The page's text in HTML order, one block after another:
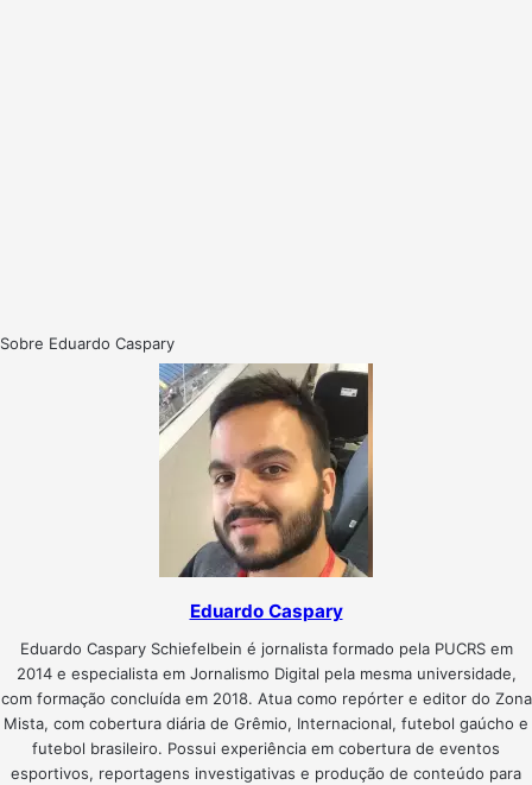
Sobre Eduardo Caspary
Eduardo Caspary
Eduardo Caspary Schiefelbein é jornalista formado pela PUCRS em
2014 e especialista em Jornalismo Digital pela mesma universidade,
com formação concluída em 2018. Atua como repórter e editor do Zona
Mista, com cobertura diária de Grêmio, Internacional, futebol gaúcho e
futebol brasileiro. Possui experiência em cobertura de eventos
esportivos, reportagens investigativas e produção de conteúdo para